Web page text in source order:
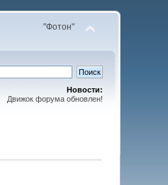
"Фотон"
Новости:
Движок форума обновлен!